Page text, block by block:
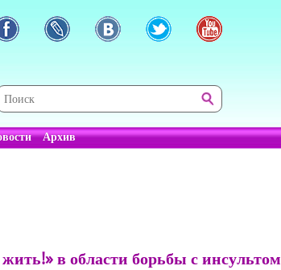
Архив
в области борьбы с инсультом